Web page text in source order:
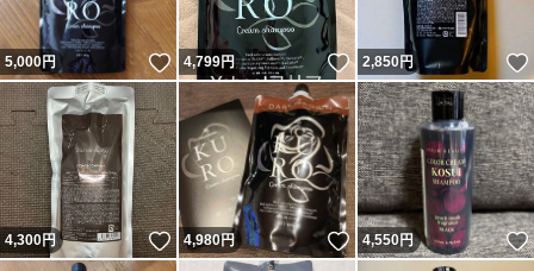
5,000円 いいね！
4,799円 いいね！
2,850円
4,300円 いいね！
4,980円 いいね！
4,550円